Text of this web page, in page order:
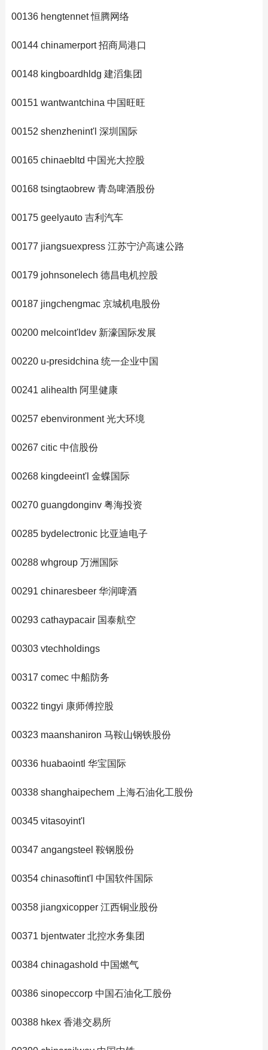
00136 hengtennet 恒腾网络
00144 chinamerport 招商局港口
00148 kingboardhldg 建滔集团
00151 wantwantchina 中国旺旺
00152 shenzhenint'l 深圳国际
00165 chinaebltd 中国光大控股
00168 tsingtaobrew 青岛啤酒股份
00175 geelyauto 吉利汽车
00177 jiangsuexpress 江苏宁沪高速公路
00179 johnsonelech 德昌电机控股
00187 jingchengmac 京城机电股份
00200 melcoint'ldev 新濠国际发展
00220 u-presidchina 统一企业中国
00241 alihealth 阿里健康
00257 ebenvironment 光大环境
00267 citic 中信股份
00268 kingdeeint'l 金蝶国际
00270 guangdonginv 粤海投资
00285 bydelectronic 比亚迪电子
00288 whgroup 万洲国际
00291 chinaresbeer 华润啤酒
00293 cathaypacair 国泰航空
00303 vtechholdings
00317 comec 中船防务
00322 tingyi 康师傅控股
00323 maanshaniron 马鞍山钢铁股份
00336 huabaointl 华宝国际
00338 shanghaipechem 上海石油化工股份
00345 vitasoyint'l
00347 angangsteel 鞍钢股份
00354 chinasoftint'l 中国软件国际
00358 jiangxicopper 江西铜业股份
00371 bjentwater 北控水务集团
00384 chinagashold 中国燃气
00386 sinopeccorp 中国石油化工股份
00388 hkex 香港交易所